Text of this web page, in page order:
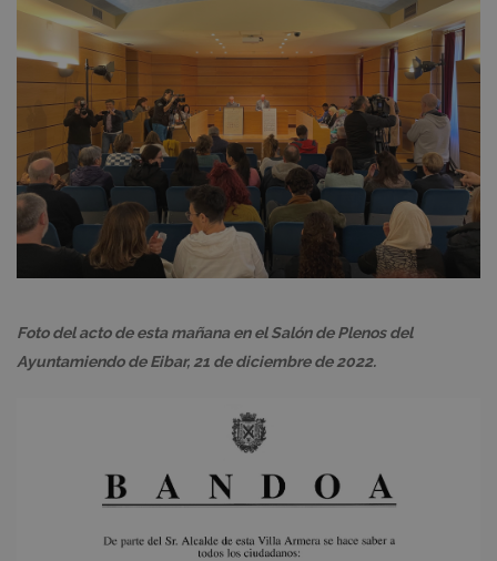
Foto del acto de esta mañana en el Salón de Plenos del
Ayuntamiendo de Eibar, 21 de diciembre de 2022.